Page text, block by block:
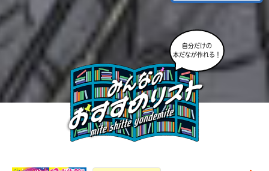
自分だけの
本だなが作れる！